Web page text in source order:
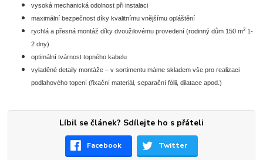
vysoká mechanická odolnost při instalaci
maximální bezpečnost díky kvalitnímu vnějšímu opláštění
rychlá a přesná montáž díky dvoužilovému provedení (rodinný dům 150 m2 1-
2 dny)
optimální tvárnost topného kabelu
vyladěné detaily montáže – v sortimentu máme skladem vše pro realizaci
podlahového topení (fixační materiál, separační fólii, dilatace apod.)
Líbil se článek? Sdílejte ho s přáteli
Facebook Twitter